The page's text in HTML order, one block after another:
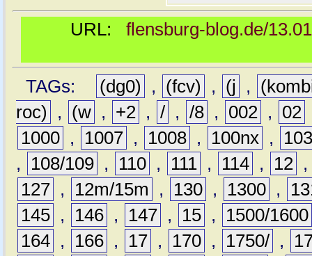
URL: flensburg-blog.de/
TAGs: (dg0) , (fcv) , (j ,
roc)
, (w , +2 , / , /8 , 002 , 02
1000 , 1007 , 1008 , 100nx ,
,
108/109 , 110 , 111 , 114 , 12
127 , 12m/15m , 130 , 1300 ,
145 , 146 , 147 , 15 ,
1500/1600
164 , 166 , 17 , 170 , 1750/ ,